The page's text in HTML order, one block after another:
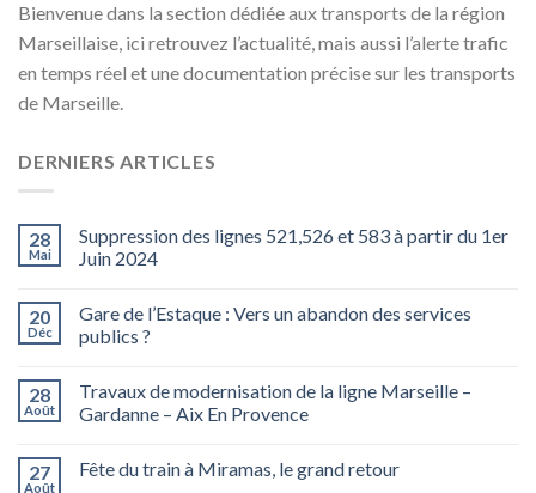
Bienvenue dans la section dédiée aux transports de la région
Marseillaise, ici retrouvez l’actualité, mais aussi l’alerte trafic
en temps réel et une documentation précise sur les transports
de Marseille.
DERNIERS ARTICLES
28
Mai
Suppression des lignes 521,526 et 583 à partir du 1er
Juin 2024
20
Déc
Gare de l’Estaque : Vers un abandon des services
publics ?
28
Août
Travaux de modernisation de la ligne Marseille –
Gardanne – Aix En Provence
27
Août
Fête du train à Miramas, le grand retour